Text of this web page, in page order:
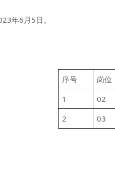
年6月5日。
序号
岗位
1
02
2
03